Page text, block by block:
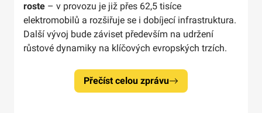
roste – v provozu je již přes 62,5 tisíce
elektromobilů a rozšiřuje se i dobíjecí infrastruktura.
Další vývoj bude záviset především na udržení
růstové dynamiky na klíčových evropských trzích.
Přečíst celou zprávu